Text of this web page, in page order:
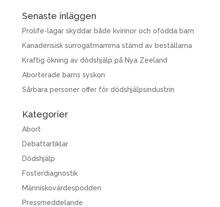
Senaste inläggen
Prolife-lagar skyddar både kvinnor och ofödda barn
Kanadensisk surrogatmamma stämd av beställarna
Kraftig ökning av dödshjälp på Nya Zeeland
Aborterade barns syskon
Sårbara personer offer för dödshjälpsindustrin
Kategorier
Abort
Debattartiklar
Dödshjälp
Fosterdiagnostik
Människovärdespodden
Pressmeddelande